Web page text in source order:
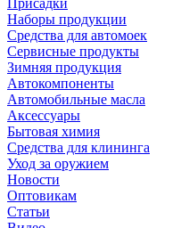
Присадки
Наборы продукции
Средства для автомоек
Сервисные продукты
Зимняя продукция
Автокомпоненты
Автомобильные масла
Аксессуары
Бытовая химия
Средства для клининга
Уход за оружием
Новости
Оптовикам
Статьи